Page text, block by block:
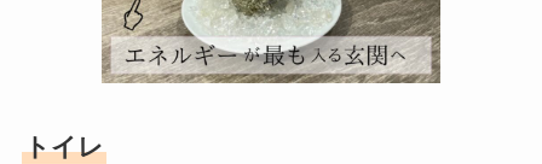
トイレ